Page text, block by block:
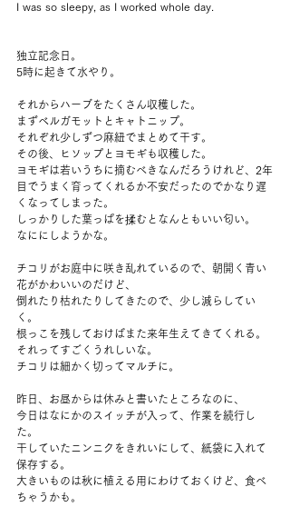
I was so sleepy, as I worked whole day.
独立記念日。
5時に起きて水やり。
それからハーブをたくさん収穫した。
まずベルガモットとキャトニップ。
それぞれ少しずつ麻紐でまとめて干す。
その後、ヒソップとヨモギも収穫した。
ヨモギは若いうちに摘むべきなんだろうけれど、2年
目でうまく育ってくれるか不安だったのでかなり遅
くなってしまった。
しっかりした葉っぱを揉むとなんともいい匂い。
なににしようかな。
チコリがお庭中に咲き乱れているので、朝開く青い
花がかわいいのだけど、
倒れたり枯れたりしてきたので、少し減らしてい
く。
根っこを残しておけばまた来年生えてきてくれる。
それってすごくうれしいな。
チコリは細かく切ってマルチに。
昨日、お昼からは休みと書いたところなのに、
今日はなにかのスイッチが入って、作業を続行し
た。
干していたニンニクをきれいにして、紙袋に入れて
保存する。
大きいものは秋に植える用にわけておくけど、食べ
ちゃうかも。